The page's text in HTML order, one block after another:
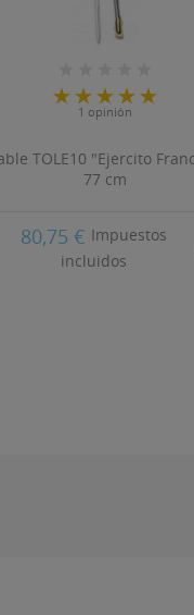
1 opinión
TOLE10 "Ejercito
77 cm
80,75 € Impuestos
incluidos